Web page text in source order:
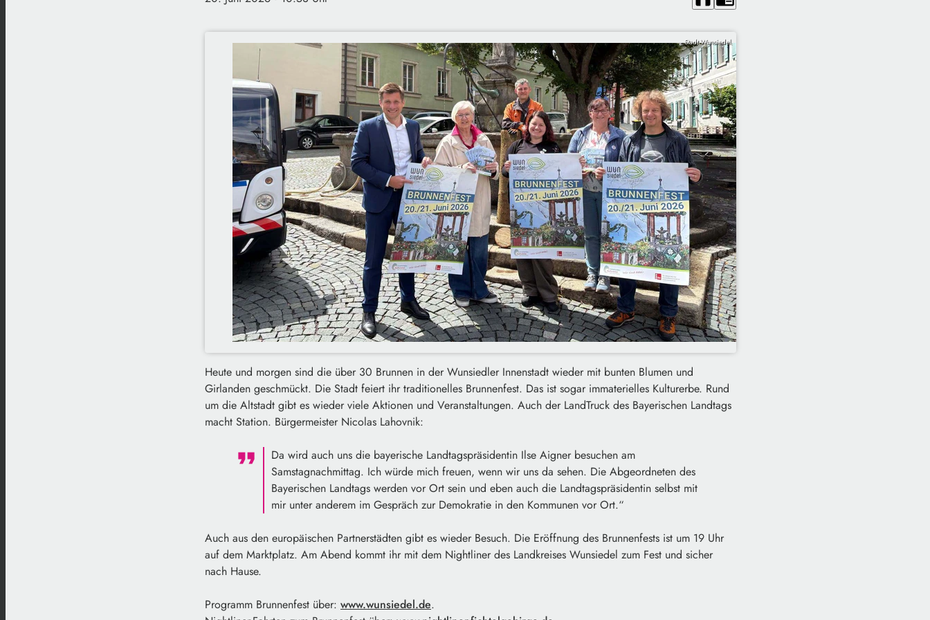
Stadt Wunsiedel
Heute und morgen sind die über 30 Brunnen in der Wunsiedler Innenstadt wieder mit bunten Blumen und
Girlanden geschmückt. Die Stadt feiert ihr traditionelles Brunnenfest. Das ist sogar immaterielles Kulturerbe. Rund
um die Altstadt gibt es wieder viele Aktionen und Veranstaltungen. Auch der LandTruck des Bayerischen Landtags
macht Station. Bürgermeister Nicolas Lahovnik:
Da wird auch uns die bayerische Landtagspräsidentin Ilse Aigner besuchen am
Samstagnachmittag. Ich würde mich freuen, wenn wir uns da sehen. Die Abgeordneten des
Bayerischen Landtags werden vor Ort sein und eben auch die Landtagspräsidentin selbst mit
mir unter anderem im Gespräch zur Demokratie in den Kommunen vor Ort.“
Auch aus den europäischen Partnerstädten gibt es wieder Besuch. Die Eröffnung des Brunnenfests ist um 19 Uhr
auf dem Marktplatz. Am Abend kommt ihr mit dem Nightliner des Landkreises Wunsiedel zum Fest und sicher
nach Hause.
Programm Brunnenfest über: www.wunsiedel.de.